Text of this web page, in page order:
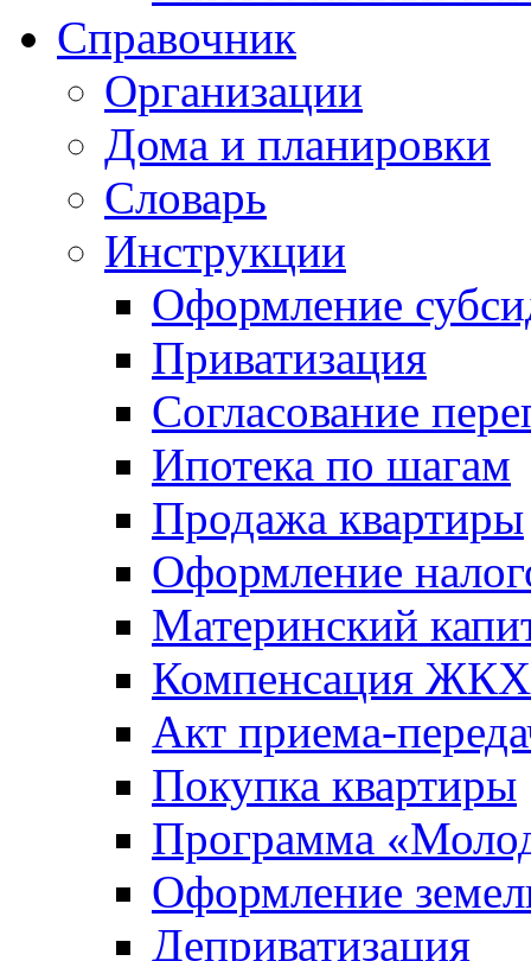
Справочник
Организации
Дома и планировки
Словарь
Инструкции
Оформление
Приватизация
Согласование
Ипотека по шагам
Продажа квартиры
Оформление
Материнский
Компенсация ЖКХ
Акт приема-
Покупка квартиры
Программа
Оформление
Деприватизация